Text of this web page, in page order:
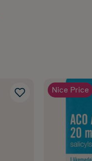
Nice Price